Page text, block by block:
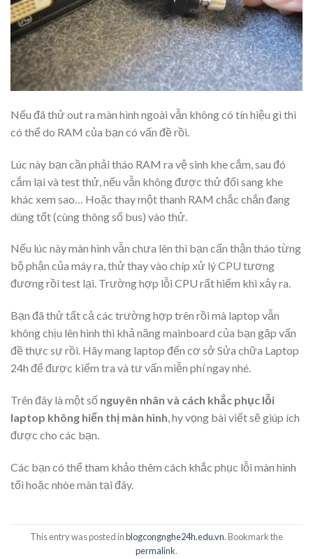
Nếu đã thử out ra màn hình ngoài vẫn không có tín hiệu gì thì
có thể do RAM của bạn có vấn đề rồi.
Lúc này bạn cần phải tháo RAM ra vệ sinh khe cắm, sau đó
cắm lại và test thử, nếu vẫn không được thử đổi sang khe
khác xem sao… Hoặc thay một thanh RAM chắc chắn đang
dùng tốt (cùng thông số bus) vào thử.
Nếu lúc này màn hình vẫn chưa lên thì bạn cẩn thận tháo từng
bộ phận của máy ra, thử thay vào chíp xử lý CPU tương
đương rồi test lại. Trường hợp lỗi CPU rất hiếm khi xảy ra.
Bạn đã thử tất cả các trường hợp trên rồi mà laptop vẫn
không chịu lên hình thì khả năng mainboard của bạn gặp vấn
đề thực sự rồi. Hãy mang laptop đến cơ sở Sửa chữa Laptop
24h để được kiểm tra và tư vấn miễn phí ngay nhé.
Trên đây là một số nguyên nhân và cách khắc phục lỗi
laptop không hiển thị màn hình, hy vọng bài viết sẽ giúp ích
được cho các bạn.
Các bạn có thể tham khảo thêm cách khắc phục lỗi màn hình
tối hoặc nhòe màn tại đây.
This entry was posted inblogcongnghe24h.edu.vn. Bookmark the
permalink.